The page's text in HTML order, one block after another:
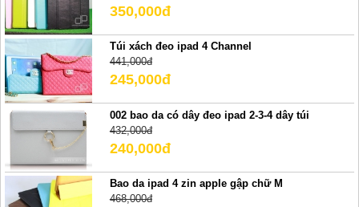
350,000đ
Túi xách đeo ipad 4 Channel
441,000đ
245,000đ
002 bao da có dây đeo ipad 2-3-4 dây túi
432,000đ
240,000đ
Bao da ipad 4 zin apple gập chữ M
468,000đ